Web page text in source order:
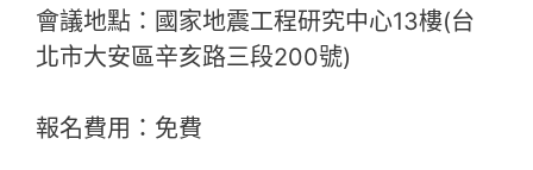
會議地點：國家地震工程研究中心13樓(台
北市大安區辛亥路三段200號)
報名費用：免費